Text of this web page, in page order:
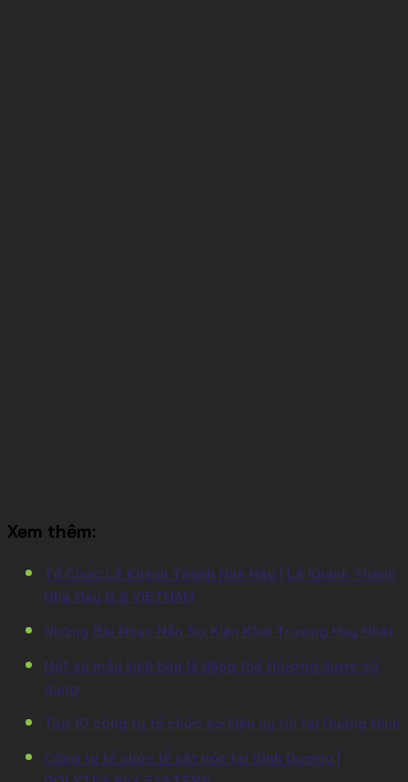
Xem thêm:
Tổ Chức Lễ Khánh Thành Nhà Máy | Lễ Khánh Thành
Nhà Máy G.S VIETNAM
Những Bài Nhạc Nền Sự Kiện Khai Trương Hay Nhất
Một số mẫu kịch bản lễ động thổ thường được sử
dụng
Top 10 công ty tổ chức sự kiện uy tín tại Quảng Ninh
Công ty tổ chức lễ cất nóc tại Bình Dương |